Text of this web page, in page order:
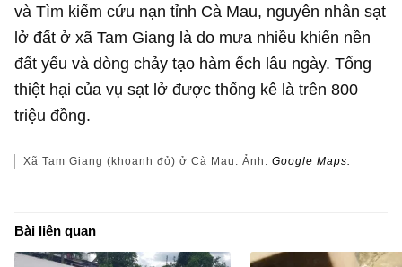
và Tìm kiếm cứu nạn tỉnh Cà Mau, nguyên nhân sạt
lở đất ở xã Tam Giang là do mưa nhiều khiến nền
đất yếu và dòng chảy tạo hàm ếch lâu ngày. Tổng
thiệt hại của vụ sạt lở được thống kê là trên 800
triệu đồng.
Xã Tam Giang (khoanh đỏ) ở Cà Mau. Ảnh:Google Maps.
Bài liên quan